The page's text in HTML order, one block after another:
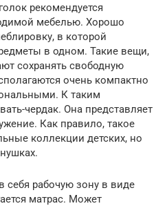
рекомендуется
мебелью. Хорошо
в которой
в одном. Такие вещи,
сохранять свободную
очень компактно
К таким
чердак. Она представляет
Как правило, такое
коллекции детских, но
себя рабочую зону в виде
матрас. Может